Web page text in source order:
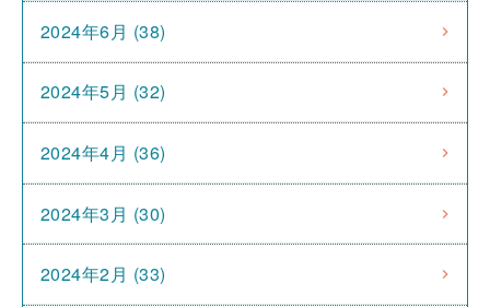
2024年6月 (38)
2024年5月 (32)
2024年4月 (36)
2024年3月 (30)
2024年2月 (33)